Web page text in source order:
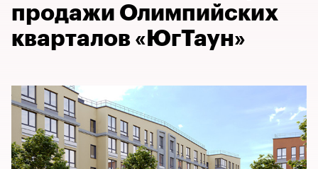
продажи Олимпийских
кварталов «ЮгТаун»